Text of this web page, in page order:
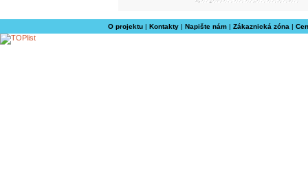
O projektu| Kontakty| Napište nám| Zákaznická zóna |